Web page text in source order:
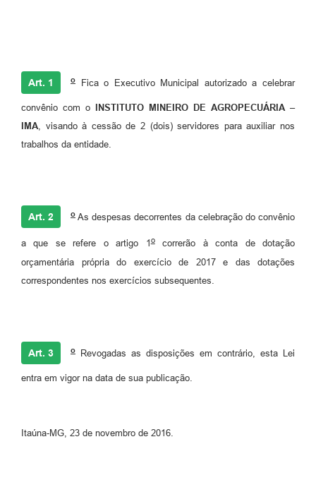
Art. 1 o Fica o Executivo Municipal autorizado a celebrar
convênio com o
INSTITUTO MINEIRO DE AGROPECUÁRIA –
IMA, visando à cessão de 2 (dois) servidores para auxiliar nos
trabalhos da entidade.
Art. 2 o As despesas decorrentes da celebração do convênio
a que se refere o artigo 1ocorrerão à conta de dotação
orçamentária própria do exercício de 2017 e das dotações
correspondentes nos exercícios subsequentes.
Art. 3 o Revogadas as disposições em contrário, esta Lei
entra em vigor na data de sua publicação.
Itaúna-MG, 23 de novembro de 2016.